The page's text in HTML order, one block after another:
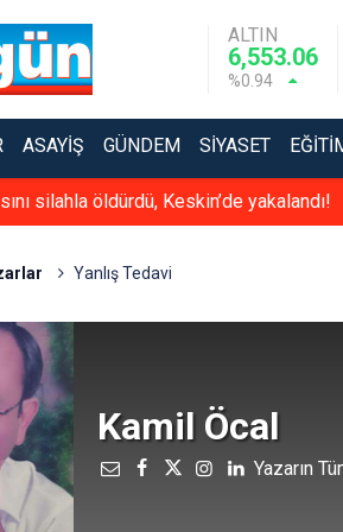
ALTIN
6,553.06
%0.94
ASAYIŞ GÜNDEM SIYASET
silahla öldürdü, Keskin’de yakalandı!
Yanlış Tedavi
Kamil Öcal
Yazarın